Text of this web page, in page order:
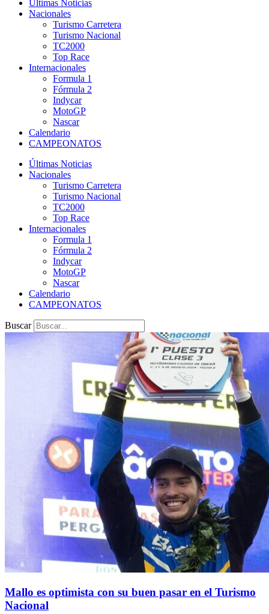
Últimas Noticias
Nacionales
Turismo Carretera
Turismo Nacional
TC2000
Top Race
Internacionales
Formula 1
Fórmula 2
Indycar
MotoGP
Nascar
Calendario
CAMPEONATOS
Últimas Noticias
Nacionales
Turismo Carretera
Turismo Nacional
TC2000
Top Race
Internacionales
Formula 1
Fórmula 2
Indycar
MotoGP
Nascar
Calendario
CAMPEONATOS
Buscar
Mallo es optimista con su buen pasar en el Turismo
Nacional